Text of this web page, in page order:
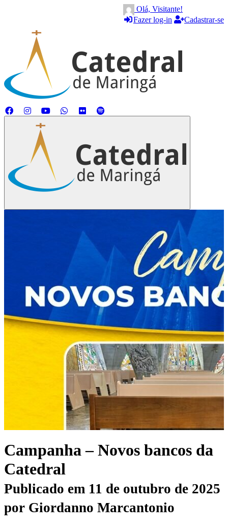
Olá, Visitante!
Fazer log-in
Cadastrar-se
Campanha – Novos bancos da
Catedral
Publicado em 11 de outubro de 2025
por Giordanno Marcantonio